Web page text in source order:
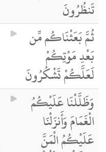
تَنظُرُونَ
ثُمَّ بَعَثْنَاكُم مِّن
بَعْدِ مَوْتِكُمْ
لَعَلَّكُمْ تَشْكُرُونَ
وَظَلَّلْنَا عَلَيْكُمُ
الْغَمَامَ وَأَنزَلْنَا
عَلَيْكُمُ الْمَنَّ